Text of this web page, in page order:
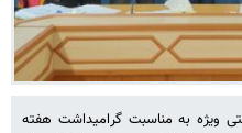
ویژه به مناسبت گرامیداشت هفته